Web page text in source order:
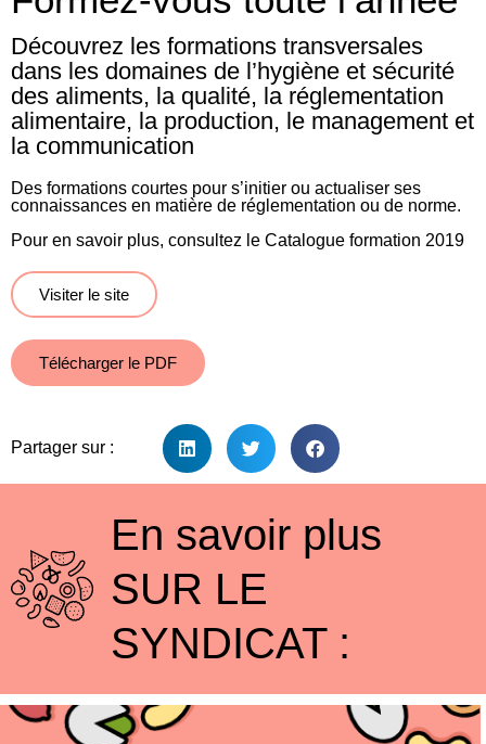
Découvrez les formations transversales
dans les domaines de l’hygiène et sécurité
des aliments, la qualité, la réglementation
alimentaire, la production, le management et
la communication
Des formations courtes pour s’initier ou actualiser ses
connaissances en matière de réglementation ou de norme.
Pour en savoir plus, consultez le Catalogue formation 2019
Visiter le site
Télécharger le PDF
Partager sur :
En savoir plus
SUR LE
SYNDICAT :